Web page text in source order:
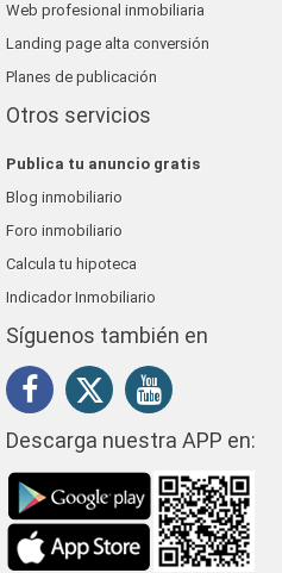
Web profesional inmobiliaria
Landing page alta conversión
Planes de publicación
Otros servicios
Publica tu anuncio gratis
Blog inmobiliario
Foro inmobiliario
Calcula tu hipoteca
Indicador Inmobiliario
Síguenos también en
Descarga nuestra APP en: